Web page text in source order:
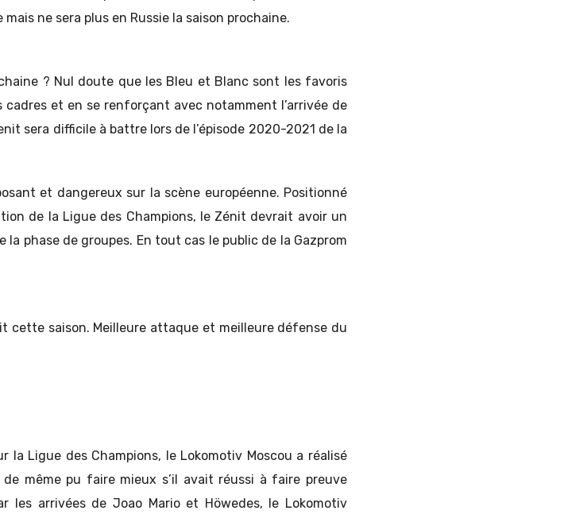
ne sera plus en Russie la saison prochaine.
? Nul doute que les Bleu et Blanc sont les favoris
cadres et en se renforçant avec notamment l’arrivée de
sera difficile à battre lors de l’épisode 2020-2021 de la
et dangereux sur la scène européenne. Positionné
de la Ligue des Champions, le Zénit devrait avoir un
phase de groupes. En tout cas le public de la Gazprom
cette saison. Meilleure attaque et meilleure défense du
Ligue des Champions, le Lokomotiv Moscou a réalisé
même pu faire mieux s’il avait réussi à faire preuve
les arrivées de Joao Mario et Höwedes, le Lokomotiv